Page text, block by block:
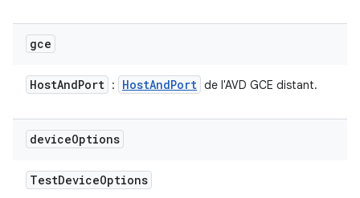
gce
HostAndPort : HostAndPort de l'AVD GCE distant.
deviceOptions
TestDeviceOptions